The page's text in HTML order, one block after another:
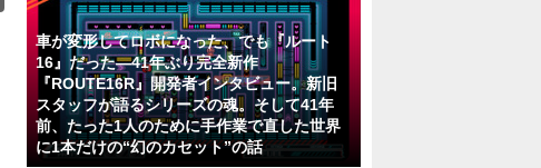
車が変形してロボになった、でも『ルート
16』だった―41年ぶり完全新作
『ROUTE16R』開発者インタビュー。新旧
スタッフが語るシリーズの魂。そして41年
前、たった1人のために手作業で直した世界
に1本だけの“幻のカセット”の話